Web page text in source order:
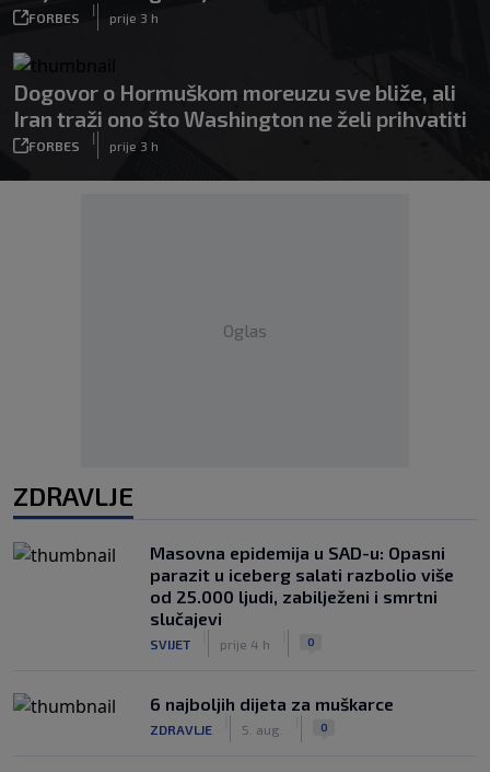
FORBES
|
prije 3 h
Dogovor o Hormuškom moreuzu sve bliže, ali
Iran traži ono što Washington ne želi prihvatiti
FORBES
|
prije 3 h
Oglas
ZDRAVLJE
Masovna epidemija u SAD-u: Opasni
parazit u iceberg salati razbolio više
od 25.000 ljudi, zabilježeni i smrtni
slučajevi
SVIJET prije 4 h 0
6 najboljih dijeta za muškarce
ZDRAVLJE 5. aug. 0